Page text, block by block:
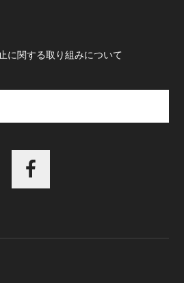
に関する取り組みについて